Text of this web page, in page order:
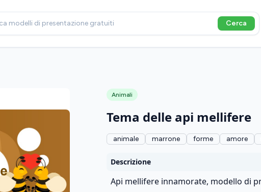
Cerca
Animali
Tema delle api mellifere
animale marrone forme amore
Descrizione
Api mellifere innamorate, modello di